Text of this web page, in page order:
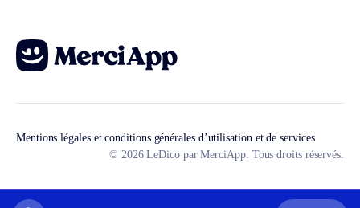
Mentions légales et conditions générales d’utilisation et de services
© 2026 LeDico par MerciApp. Tous droits réservés.